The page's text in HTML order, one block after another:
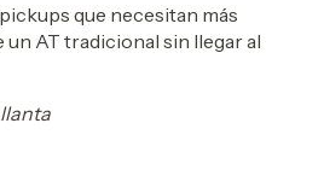
que necesitan más
AT tradicional sin llegar al